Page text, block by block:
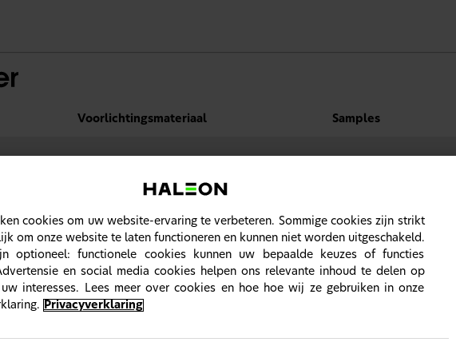
Voorlichtingsmateriaal Samples
op Haleon HealthPartner.
als u moet rapporteren over de kwaliteit van een product of een bijwerking, ga dan
ALLES WEERGEVEN
cookies om uw website-ervaring te verbeteren. Sommige cookies zijn strikt
om onze website te laten functioneren en kunnen niet worden uitgeschakeld.
optioneel: functionele cookies kunnen uw bepaalde keuzes of functies
en social media cookies helpen ons relevante inhoud te delen op
uw interesses. Lees meer over cookies en hoe hoe wij ze gebruiken in onze
Privacyverklaring